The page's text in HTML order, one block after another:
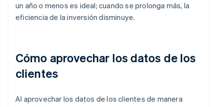
un año o menos es ideal; cuando se prolonga más, la
eficiencia de la inversión disminuye.
Cómo aprovechar los datos de los
clientes
Al aprovechar los datos de los clientes de manera